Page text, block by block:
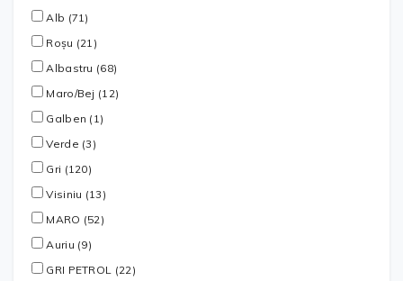
Alb (71)
Roșu (21)
Albastru (68)
Maro/Bej (12)
Galben (1)
Verde (3)
Gri (120)
Visiniu (13)
MARO (52)
Auriu (9)
GRI PETROL (22)